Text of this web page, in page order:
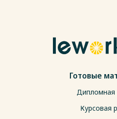
Готовые
Дипломная
Курсовая